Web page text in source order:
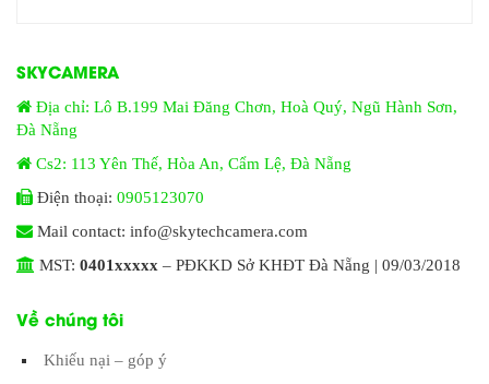
SKYCAMERA
Địa chỉ: Lô B.199 Mai Đăng Chơn, Hoà Quý, Ngũ Hành Sơn,
Đà Nẵng
Cs2: 113 Yên Thế, Hòa An, Cẩm Lệ, Đà Nẵng
Điện thoại: 0905123070
Mail contact: info@skytechcamera.com
MST: 0401xxxxx – PĐKKD Sở KHĐT Đà Nẵng | 09/03/2018
Về chúng tôi
Khiếu nại – góp ý